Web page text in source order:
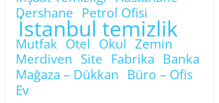
Dershane Petrol Ofisi
İstanbul temizlik
Mutfak Otel Okul Zemin
Merdiven Site Fabrika Banka
Mağaza – Dükkan Büro – Ofis
Ev